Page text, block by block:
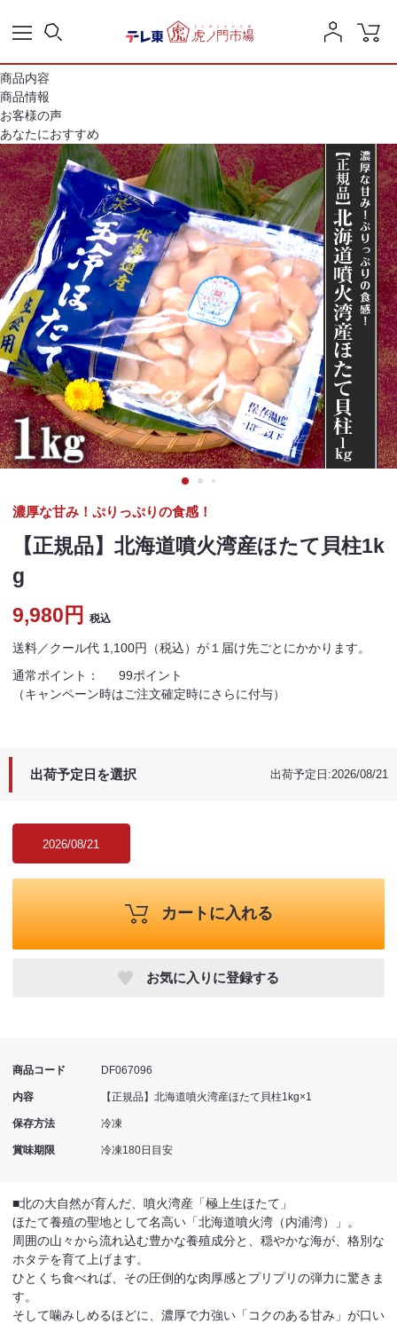
商品内容
商品情報
お客様の声
あなたにおすすめ
【正規品】北海道噴火湾産ほたて貝柱1k
g
濃厚な甘み！ぷりっぷりの食感！
9,980円 税込
通常ポイント：
99ポイント
（キャンペーン時はご注文確定時にさらに付与）
送料／クール代 1,100円（税込）が１届け先ごとにかかります。
出荷予定日を選択 出荷予定日:2026/08/21
2026/08/21
カートに入れる
お気に入りに登録する
商品コード DF067096
内容 【正規品】北海道噴火湾産ほたて貝柱1kg×1
保存方法 冷凍
賞味期限 冷凍180日目安
■北の大自然が育んだ、噴火湾産「極上生ほたて」
ほたて養殖の聖地として名高い「北海道噴火湾（内浦湾）」。
周囲の山々から流れ込む豊かな養殖成分と、穏やかな海が、格別な
ホタテを育て上げます。
ひとくち食べれば、その圧倒的な肉厚感とプリプリの弾力に驚きま
す。
そして噛みしめるほどに、濃厚で力強い「コクのある甘み」が口い